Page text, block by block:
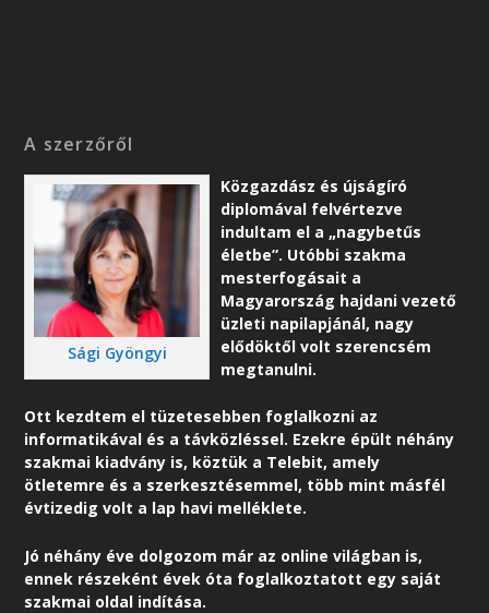
A szerzőről
Sági Gyöngyi
Közgazdász és újságíró
diplomával felvértezve
indultam el a „nagybetűs
életbe”. Utóbbi szakma
mesterfogásait a
Magyarország hajdani vezető
üzleti napilapjánál, nagy
elődöktől volt szerencsém
megtanulni.
Ott kezdtem el tüzetesebben foglalkozni az
informatikával és a távközléssel. Ezekre épült néhány
szakmai kiadvány is, köztük a Telebit, amely
ötletemre és a szerkesztésemmel, több mint másfél
évtizedig volt a lap havi melléklete.
Jó néhány éve dolgozom már az online világban is,
ennek részeként évek óta foglalkoztatott egy saját
szakmai oldal indítása.